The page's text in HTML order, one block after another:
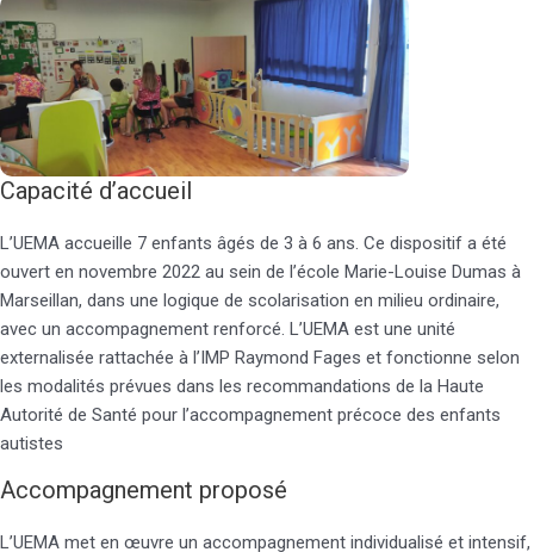
Capacité d’accueil
L’UEMA accueille 7 enfants âgés de 3 à 6 ans. Ce dispositif a été
ouvert en novembre 2022 au sein de l’école Marie-Louise Dumas à
Marseillan, dans une logique de scolarisation en milieu ordinaire,
avec un accompagnement renforcé. L’UEMA est une unité
externalisée rattachée à l’IMP Raymond Fages et fonctionne selon
les modalités prévues dans les recommandations de la Haute
Autorité de Santé pour l’accompagnement précoce des enfants
autistes
Accompagnement proposé
L’UEMA met en œuvre un accompagnement individualisé et intensif,